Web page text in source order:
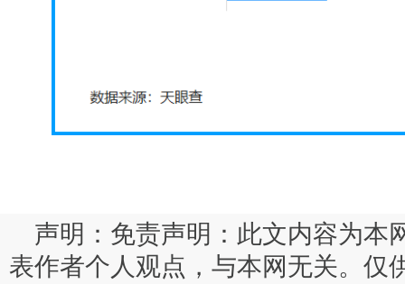
声明：免责声明：此文内容为本
表作者个人观点，与本网无关。仅